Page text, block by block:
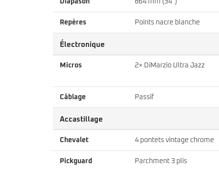
Repères Points nacre blanche
Électronique
Micros 2× DiMarzio Ultra Jazz
Câblage Passif
Accastillage
Chevalet 4 pontets vintage chrome
Pickguard Parchment 3 plis